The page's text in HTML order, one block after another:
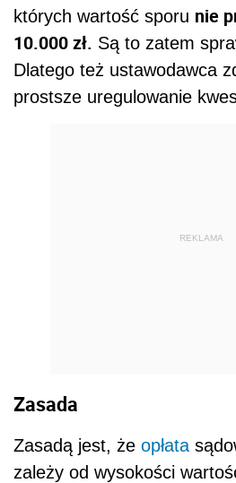
których wartość sporu nie
10.000 zł. Są to zatem
Dlatego też ustawodawca
prostsze uregulowanie
REKLAMA
Zasada
Zasadą jest, że opłata
zależy od wysokości